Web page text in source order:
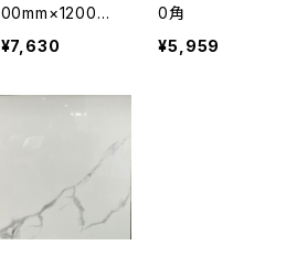
00mm×1200m
m
¥7,630
0角
¥5,959